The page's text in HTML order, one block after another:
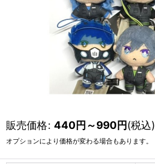
販売価格: 440円～990円(税込)
オプションにより価格が変わる場合もあります。